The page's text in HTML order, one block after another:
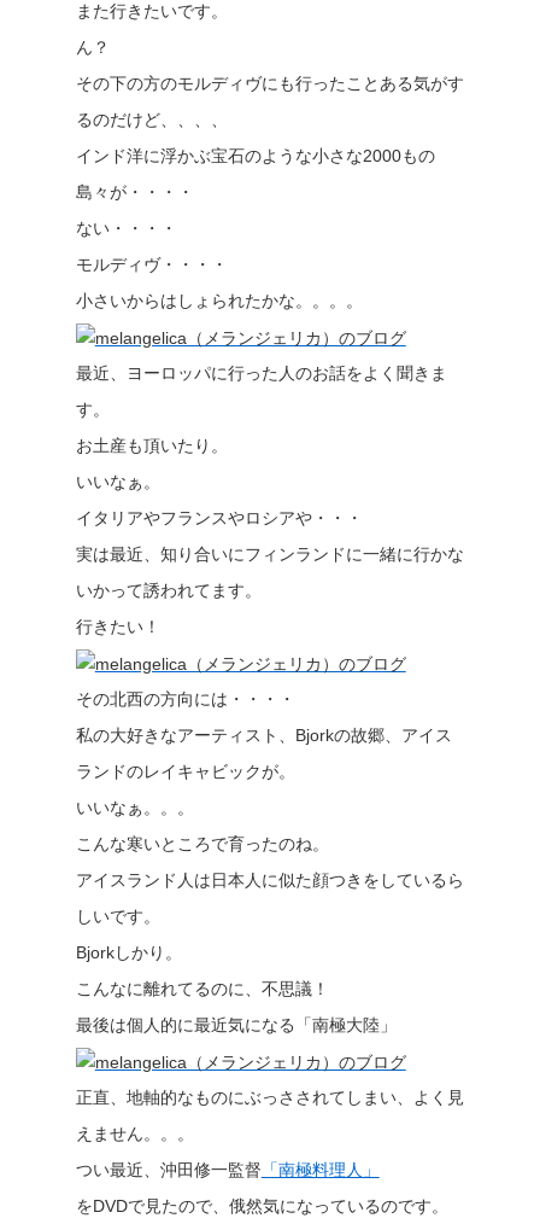
また行きたいです。
ん？
その下の方のモルディヴにも行ったことある気がす
るのだけど、、、、
インド洋に浮かぶ宝石のような小さな2000もの
島々が・・・・
ない・・・・
モルディヴ・・・・
小さいからはしょられたかな。。。。
最近、ヨーロッパに行った人のお話をよく聞きま
す。
お土産も頂いたり。
いいなぁ。
イタリアやフランスやロシアや・・・
実は最近、知り合いにフィンランドに一緒に行かな
いかって誘われてます。
行きたい！
その北西の方向には・・・・
私の大好きなアーティスト、Bjorkの故郷、アイス
ランドのレイキャビックが。
いいなぁ。。。
こんな寒いところで育ったのね。
アイスランド人は日本人に似た顔つきをしているら
しいです。
Bjorkしかり。
こんなに離れてるのに、不思議！
最後は個人的に最近気になる「南極大陸」
正直、地軸的なものにぶっさされてしまい、よく見
えません。。。
つい最近、沖田修一監督 「南極料理人」
をDVDで見たので、俄然気になっているのです。